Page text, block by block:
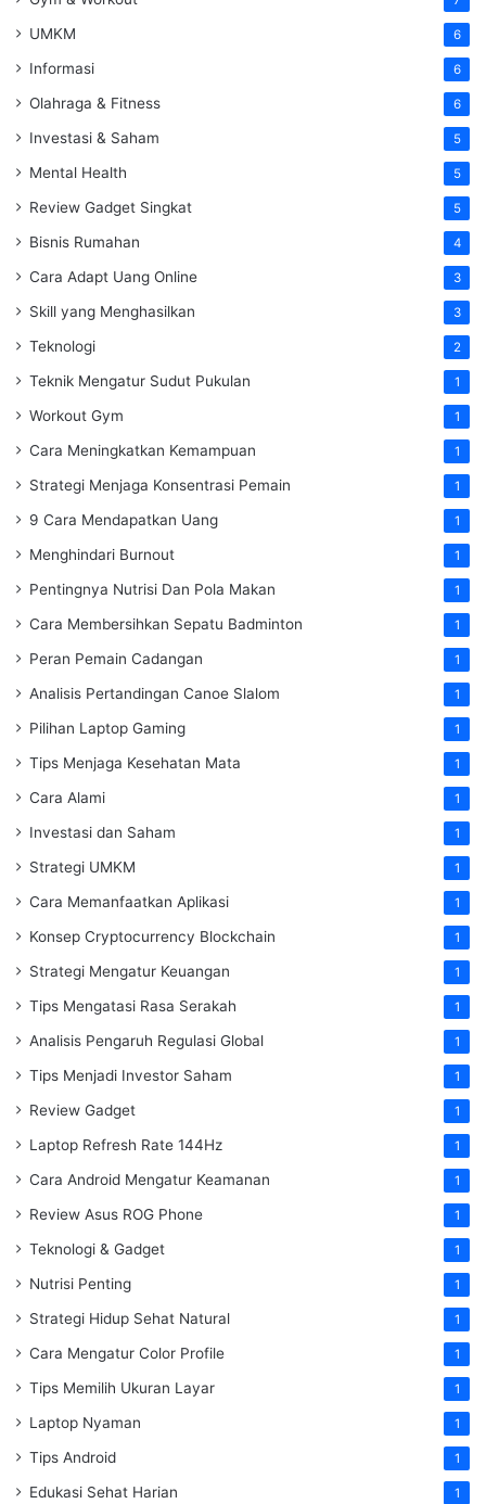
UMKM 6
Informasi 6
Olahraga & Fitness 6
Investasi & Saham 5
Mental Health 5
Review Gadget Singkat 5
Bisnis Rumahan 4
Cara Adapt Uang Online 3
Skill yang Menghasilkan 3
Teknologi 2
Teknik Mengatur Sudut Pukulan 1
Workout Gym 1
Cara Meningkatkan Kemampuan 1
Strategi Menjaga Konsentrasi Pemain 1
9 Cara Mendapatkan Uang 1
Menghindari Burnout 1
Pentingnya Nutrisi Dan Pola Makan 1
Cara Membersihkan Sepatu Badminton 1
Peran Pemain Cadangan 1
Analisis Pertandingan Canoe Slalom 1
Pilihan Laptop Gaming 1
Tips Menjaga Kesehatan Mata 1
Cara Alami 1
Investasi dan Saham 1
Strategi UMKM 1
Cara Memanfaatkan Aplikasi 1
Konsep Cryptocurrency Blockchain 1
Strategi Mengatur Keuangan 1
Tips Mengatasi Rasa Serakah 1
Analisis Pengaruh Regulasi Global 1
Tips Menjadi Investor Saham 1
Review Gadget 1
Laptop Refresh Rate 144Hz 1
Cara Android Mengatur Keamanan 1
Review Asus ROG Phone 1
Teknologi & Gadget 1
Nutrisi Penting 1
Strategi Hidup Sehat Natural 1
Cara Mengatur Color Profile 1
Tips Memilih Ukuran Layar 1
Laptop Nyaman 1
Tips Android 1
Edukasi Sehat Harian 1